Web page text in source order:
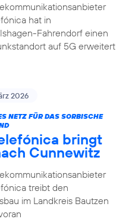
hat in
Fahrendorf einen
auf 5G erweitert
2026
NETZ FÜR DAS SORBISCHE
bringt
Cunnewitz
treibt den
im Landkreis Bautzen